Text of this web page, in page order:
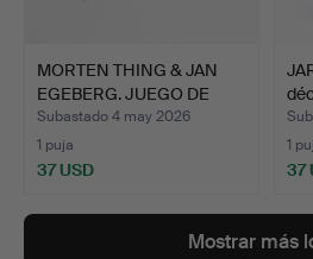
MORTEN THING & JAN
EGEBERG. JUEGO DE
CUBIE…
Subastado 4 may 2026
1 puja
37 USD
1
37
Mostrar más